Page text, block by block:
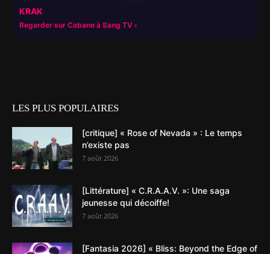
KRAK
Regarder sur Cabane à Sang TV
LES PLUS POPULAIRES
[critique] « Rose of Nevada » : Le temps
n’existe pas
7 août 2026
[Littérature] « C.R.A.A.V. »: Une saga
jeunesse qui décoiffe!
7 août 2026
[Fantasia 2026] « Bliss: Beyond the Edge of